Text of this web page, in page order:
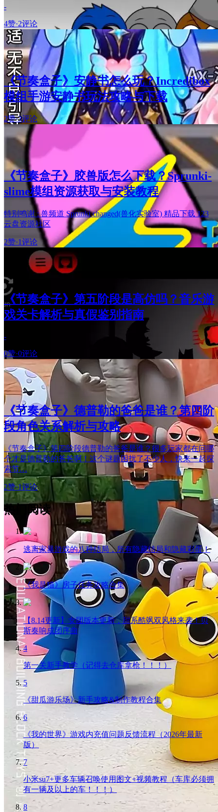
-
4赞·2评论
《节奏盒子》安静书怎么玩？Incredibox
模组手游安静书玩法攻略与下载
2赞·3评论
《节奏盒子》胶兽版怎么下载？Sprunki-
slime模组资源获取与安装教程
特别鸣谢 : 兽频道 Sprunki changed(兽化实验室) 精品下载 123
云盘资源社区
2赞·1评论
《节奏盒子》第五阶段是高仿吗？音乐游
戏关卡解析与真假鉴别指南
-
0赞·0评论
《节奏盒子》德普勒的爸爸是谁？第四阶
段角色关系解析与攻略
《节奏盒子》第四阶段德普勒的爸爸是谁？很多玩家都在问哪
个才是德普勒的爸爸啊！这个谜题困扰了不少人，快来一起探
索节…
2赞·1评论
热门阅读
逃离家暴游戏的八种结局，所有隐藏结局和隐藏彩蛋！
《我是猫》房子任务攻略合集
【8.14更新】女团版本更新，甜系酷飒双风格来袭！贝
斯奏响成团序曲
4
第一关新手教学（记得去仓库拿枪！！！）
5
《甜瓜游乐场》新手攻略&制作教程合集
6
《我的世界》游戏内充值问题反馈流程（2026年最新
版）
7
小米su7+更多车辆召唤使用图文+视频教程（车库必须拥
有一辆及以上的车！！！）
8